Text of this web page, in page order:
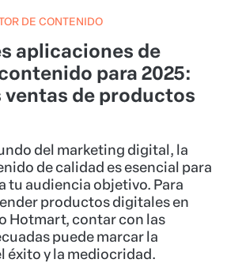
DE CONTENIDO
aplicaciones de
para 2025:
de productos
del marketing digital, la
de calidad es esencial para
tu audiencia objetivo. Para
productos digitales en
Hotmart, contar con las
puede marcar la
éxito y la mediocridad.